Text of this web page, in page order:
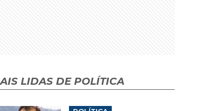
LIDAS DE POLÍTICA